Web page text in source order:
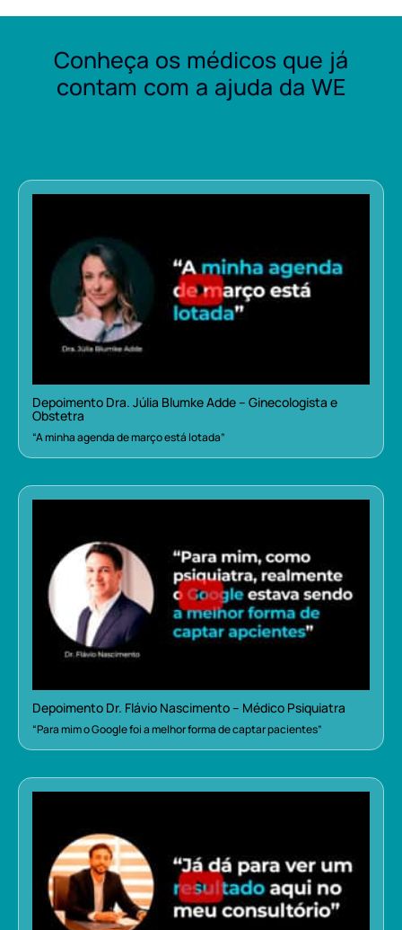
Conheça os médicos que já
contam com a ajuda da WE
Depoimento Dra. Júlia Blumke Adde – Ginecologista e
Obstetra
“A minha agenda de março está lotada”
Depoimento Dr. Flávio Nascimento – Médico Psiquiatra
“Para mim o Google foi a melhor forma de captar pacientes”